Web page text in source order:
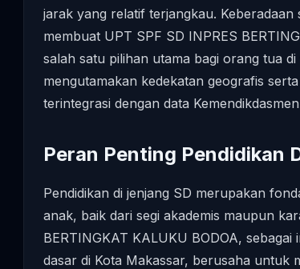
jarak yang relatif terjangkau.
membuat UPT SPF SD INPRES
salah satu pilihan utama bagi orang tua
mengutamakan kedekatan geografis
terintegrasi dengan data
Peran Penting Pendidikan
Pendidikan di jenjang SD merupakan
anak, baik dari segi akademis maupun
BERTINGKAT KALUKU BODOA,
dasar di Kota Makassar, berusaha untuk